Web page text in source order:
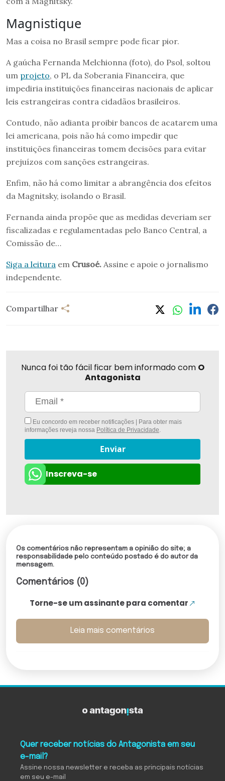
Magnistique
Mas a coisa no Brasil sempre pode ficar pior.
A gaúcha Fernanda Melchionna (foto), do Psol, soltou
um projeto, o PL da Soberania Financeira, que
impediria instituições financeiras nacionais de aplicar
leis estrangeiras contra cidadãos brasileiros.
Contudo, não adianta proibir bancos de acatarem uma
lei americana, pois não há como impedir que
instituições financeiras tomem decisões para evitar
prejuízos com sanções estrangeiras.
Enfim, não há como limitar a abrangência dos efeitos
da Magnitsky, isolando o Brasil.
Fernanda ainda propõe que as medidas deveriam ser
fiscalizadas e regulamentadas pelo Banco Central, a
Comissão de…
Siga a leitura em Crusoé. Assine e apoie o jornalismo
independente.
Compartilhar
Nunca foi tão fácil ficar bem informado com O
Antagonista
Eu concordo em receber notificações | Para obter mais
informações reveja nossa Política de Privacidade.
Enviar
Inscreva-se
Os comentários não representam a opinião do site; a
responsabilidade pelo conteúdo postado é do autor da
mensagem.
Comentários (0)
Torne-se um assinante para comentar
Leia mais comentários
Quer receber notícias do Antagonista em seu
e-mail?
Assine nossa newsletter e receba as principais notícias
em seu e-mail